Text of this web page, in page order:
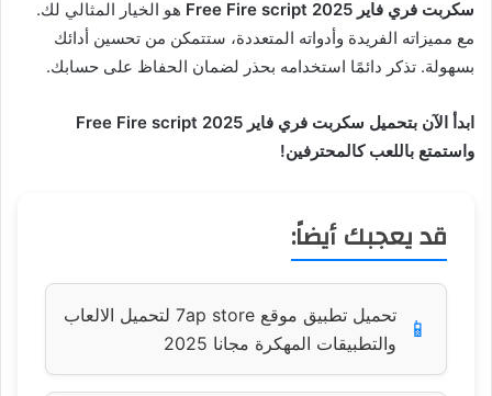
سكربت فري فاير 2025 Free Fire script
هو الخيار المثالي لك.
مع مميزاته الفريدة وأدواته المتعددة، ستتمكن من تحسين أدائك
بسهولة. تذكر دائمًا استخدامه بحذر لضمان الحفاظ على حسابك.
ابدأ الآن بتحميل سكربت فري فاير 2025 Free Fire script
واستمتع باللعب كالمحترفين!
قد يعجبك أيضاً:
📱
تحميل تطبيق موقع 7ap store لتحميل الالعاب
والتطبيقات المهكرة مجانا 2025